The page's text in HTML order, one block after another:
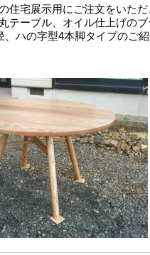
住宅展示用にご注文をいただ
テーブル、オイル仕上げのブ
、ハの字型4本脚タイプのご